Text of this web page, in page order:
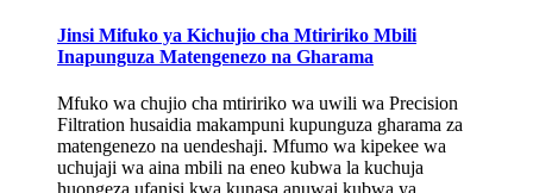
Jinsi Mifuko ya Kichujio cha Mtiririko Mbili
Inapunguza Matengenezo na Gharama
Mfuko wa chujio cha mtiririko wa uwili wa Precision
Filtration husaidia makampuni kupunguza gharama za
matengenezo na uendeshaji. Mfumo wa kipekee wa
uchujaji wa aina mbili na eneo kubwa la kuchuja
huongeza ufanisi kwa kunasa anuwai kubwa ya